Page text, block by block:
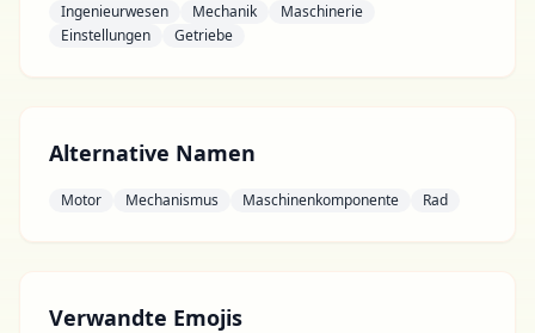
Ingenieurwesen Mechanik
Maschinerie
Einstellungen
Getriebe
Alternative Namen
Motor Mechanismus Maschinenkomponente Rad
Verwandte Emojis